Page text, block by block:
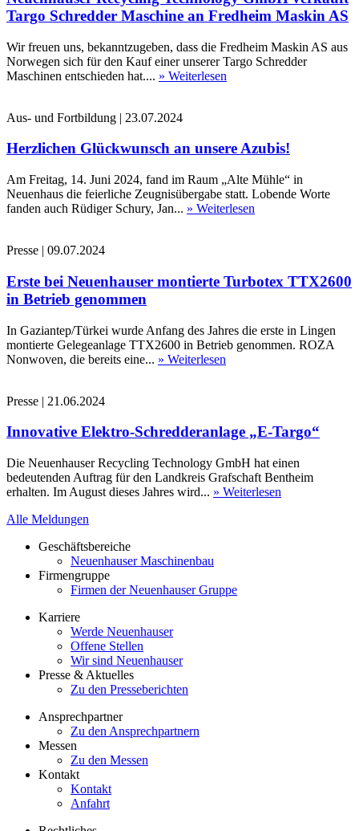
Targo Schredder Maschine an Fredheim Maskin AS
Wir freuen uns, bekanntzugeben, dass die Fredheim Maskin AS aus
Norwegen sich für den Kauf einer unserer Targo Schredder
Maschinen entschieden hat.... » Weiterlesen
Aus- und Fortbildung | 23.07.2024
Herzlichen Glückwunsch an unsere Azubis!
Am Freitag, 14. Juni 2024, fand im Raum „Alte Mühle“ in
Neuenhaus die feierliche Zeugnisübergabe statt. Lobende Worte
fanden auch Rüdiger Schury, Jan... » Weiterlesen
Presse | 09.07.2024
Erste bei Neuenhauser montierte Turbotex TTX2600
in Betrieb genommen
In Gaziantep/Türkei wurde Anfang des Jahres die erste in Lingen
montierte Gelegeanlage TTX2600 in Betrieb genommen. ROZA
Nonwoven, die bereits eine... » Weiterlesen
Presse | 21.06.2024
Innovative Elektro-Schredderanlage „E-Targo“
Die Neuenhauser Recycling Technology GmbH hat einen
bedeutenden Auftrag für den Landkreis Grafschaft Bentheim
erhalten. Im August dieses Jahres wird... » Weiterlesen
Alle Meldungen
Geschäftsbereiche
Neuenhauser Maschinenbau
Firmengruppe
Firmen der Neuenhauser Gruppe
Karriere
Werde Neuenhauser
Offene Stellen
Wir sind Neuenhauser
Presse & Aktuelles
Zu den Presseberichten
Ansprechpartner
Zu den Ansprechpartnern
Messen
Zu den Messen
Kontakt
Kontakt
Anfahrt